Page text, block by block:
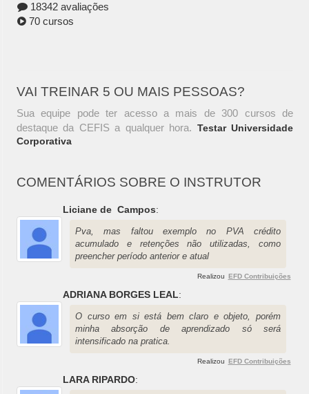
18342 avaliações
70 cursos
VAI TREINAR 5 OU MAIS PESSOAS?
Sua equipe pode ter acesso a mais de 300 cursos de
destaque da CEFIS a qualquer hora. Testar Universidade
Corporativa
COMENTÁRIOS SOBRE O INSTRUTOR
Liciane de Campos:
Pva, mas faltou exemplo no PVA crédito
acumulado e retenções não utilizadas, como
preencher período anterior e atual
Realizou EFD Contribuições
ADRIANA BORGES LEAL:
O curso em si está bem claro e objeto, porém
minha absorção de aprendizado só será
intensificado na pratica.
Realizou EFD Contribuições
LARA RIPARDO: